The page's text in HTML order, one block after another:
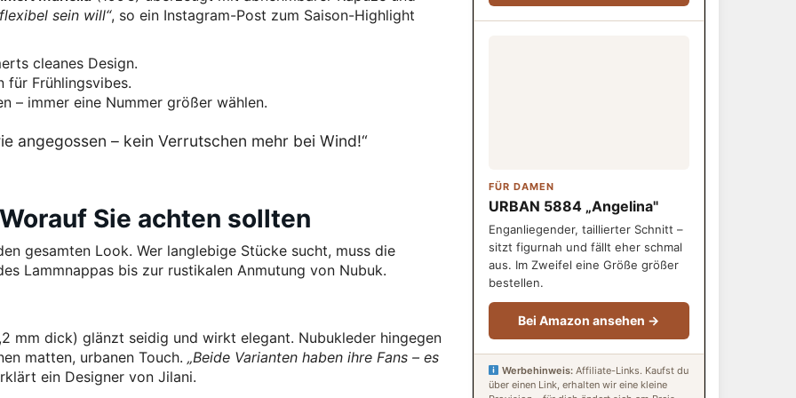
sein will“, so ein Instagram-Post zum Saison-Highlight
cleanes Design.
für Frühlingsvibes.
– immer eine Nummer größer wählen.
angegossen – kein Verrutschen mehr bei Wind!“
Sie achten sollten
gesamten Look. Wer langlebige Stücke sucht, muss die
Lammnappas bis zur rustikalen Anmutung von Nubuk.
mm dick) glänzt seidig und wirkt elegant. Nubukleder hingegen
matten, urbanen Touch. „Beide Varianten haben ihre Fans – es
ein Designer von Jilani.
FÜR DAMEN
URBAN 5884 „Angelina"
Enganliegender, taillierter Schnitt –
sitzt figurnah und fällt eher schmal
aus. Im Zweifel eine Größe größer
bestellen.
Bei Amazon ansehen →
Werbehinweis: Affiliate-Links. Kaufst du
über einen Link, erhalten wir eine kleine